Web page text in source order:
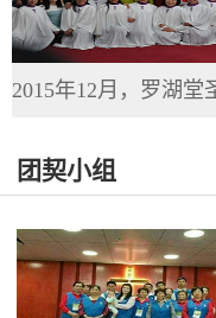
团契小组